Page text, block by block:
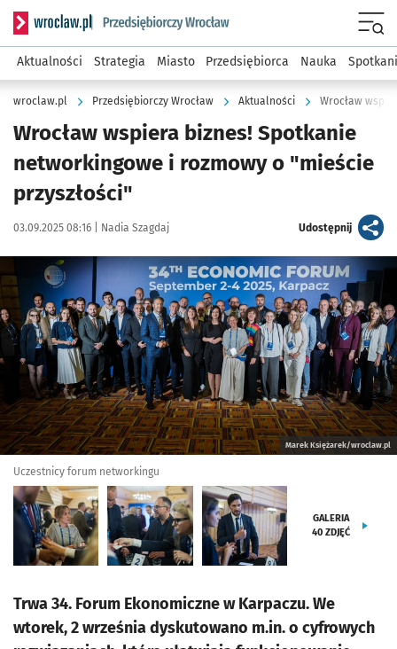
Serwis informacyjny wroclaw.pl podserwis: Strategia
Aktualności Strategia Miasto Przedsiębiorca Nauka
wroclaw.pl Przedsiębiorczy Wrocław Aktualności Wrocław
Wrocław wspiera biznes! Spotkanie
networkingowe i rozmowy o "mieście
przyszłości"
Data publikacji:
03.09.2025 08:16 | Autor:
Nadia Szagdaj Udostępnijartykuł
Kliknij, aby zobaczyć galerię
Marek Księżarek/wroclaw.pl
Uczestnicy forum networkingu
GALERIA
40 ZDJĘĆ
Trwa 34. Forum Ekonomiczne w Karpaczu. We
wtorek, 2 września dyskutowano m.in. o cyfrowych